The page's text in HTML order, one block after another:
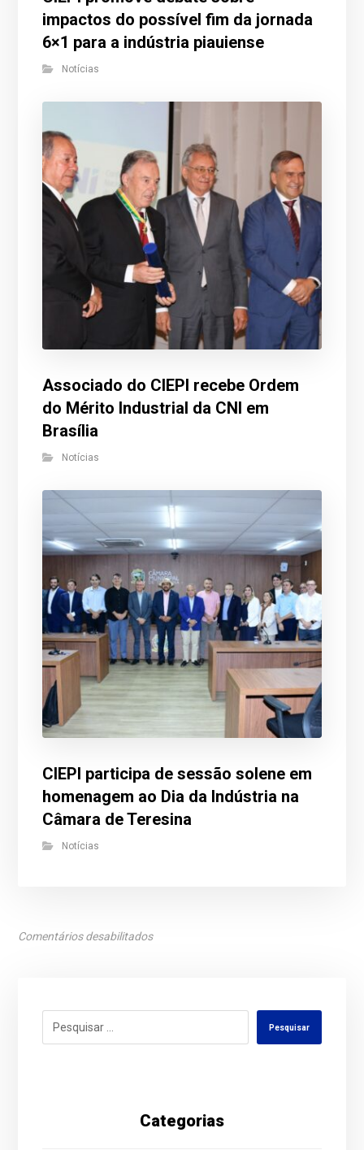
impactos do possível fim da jornada
6×1 para a indústria piauiense
Notícias
Associado do CIEPI recebe Ordem
do Mérito Industrial da CNI em
Brasília
Notícias
CIEPI participa de sessão solene em
homenagem ao Dia da Indústria na
Câmara de Teresina
Notícias
Comentários desabilitados
Pesquisar
Categorias